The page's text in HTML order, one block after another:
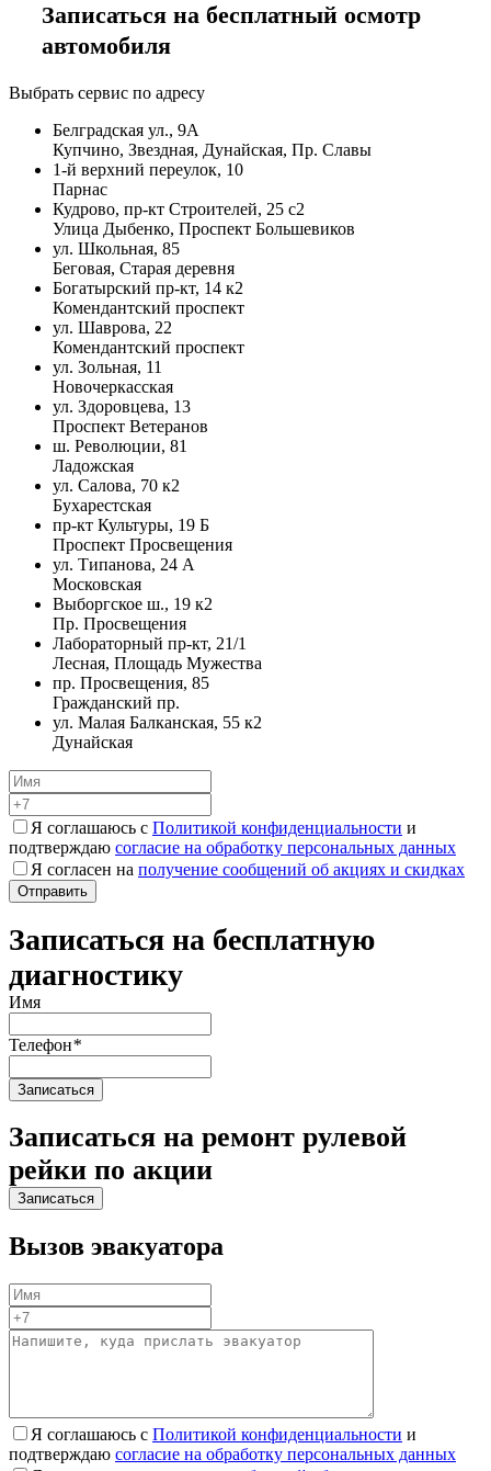
Записаться на бесплатный осмотр
автомобиля
Выбрать сервис по адресу
Белградская ул., 9А
Купчино, Звездная, Дунайская, Пр. Славы
1-й верхний переулок, 10
Парнас
Кудрово, пр-кт Строителей, 25 с2
Улица Дыбенко, Проспект Большевиков
ул. Школьная, 85
Беговая, Старая деревня
Богатырский пр-кт, 14 к2
Комендантский проспект
ул. Шаврова, 22
Комендантский проспект
ул. Зольная, 11
Новочеркасская
ул. Здоровцева, 13
Проспект Ветеранов
ш. Революции, 81
Ладожская
ул. Салова, 70 к2
Бухарестская
пр-кт Культуры, 19 Б
Проспект Просвещения
ул. Типанова, 24 А
Московская
Выборгское ш., 19 к2
Пр. Просвещения
Лабораторный пр-кт, 21/1
Лесная, Площадь Мужества
пр. Просвещения, 85
Гражданский пр.
ул. Малая Балканская, 55 к2
Дунайская
Я соглашаюсь с Политикой конфиденциальности и
подтверждаю согласие на обработку персональных данных
Я согласен на получение сообщений об акциях и скидках
Записаться на бесплатную
диагностику
Имя
Телефон*
Записаться на ремонт рулевой
рейки по акции
Вызов эвакуатора
Я соглашаюсь с Политикой конфиденциальности и
подтверждаю согласие на обработку персональных данных